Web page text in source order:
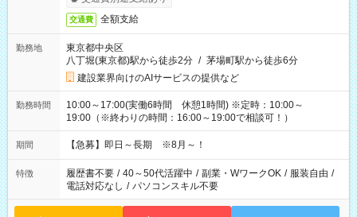
交通費 全額支給
勤務地
東京都中央区
八丁堀(東京都)駅から徒歩2分 / 茅場町駅から徒歩6分
建設業界向けのAIサービスの提供など
勤務時間
10:00～17:00(実働6時間 休憩1時間) ※定時：10:00～
19:00（※終わりの時間：16:00～19:00で相談可！）
期間 【急募】即日～長期 ※8月～！
特徴 履歴書不要 / 40～50代活躍中 / 副業・WワークOK / 服装自由 /
電話対応なし / パソコンスキル不要